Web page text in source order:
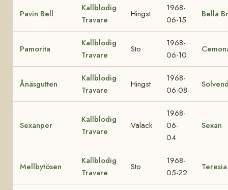
Pavin Bell
Kallblodig
Travare
Hingst
1968-
06-15
Bella
Pamorita
Kallblodig
Travare
Sto
1968-
06-10
Ånäsgutten
Kallblodig
Travare
Hingst
1968-
06-08
Sexanper
Kallblodig
Travare
Valack
1968-
06-
04
Sexan
Mellbytösen
Kallblodig
Travare
Sto
1968-
05-22
Teresia